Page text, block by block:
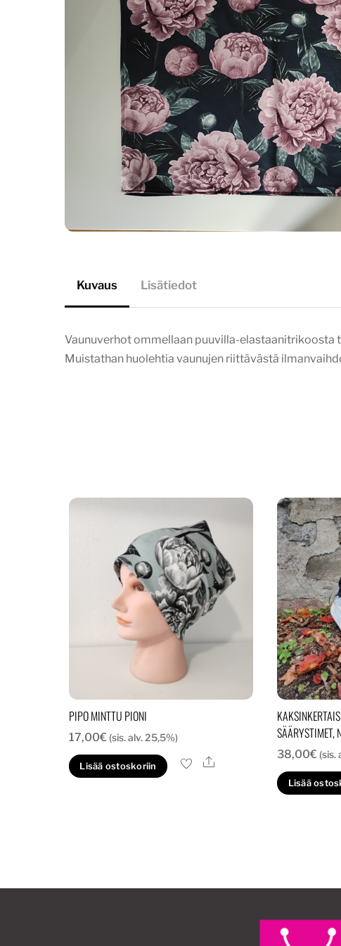
Kuvaus Lisätiedot
Vaunuverhot ommellaan puuvilla-elastaanitrikoosta
Muistathan huolehtia vaunujen riittävästä
PIPO MINTTU PIONI
17,00€ (sis. alv. 25,5%)
Lisää ostoskoriin Ale
SÄÄRYSTIMET,
38,00€ (sis.
Lisää